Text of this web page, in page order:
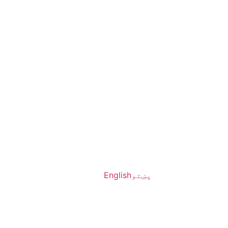
پښتوEnglish